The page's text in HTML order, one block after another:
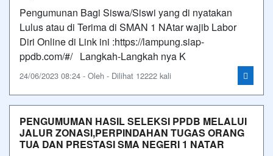
Pengumunan Bagi Siswa/Siswi yang di nyatakan
Lulus atau di Terima di SMAN 1 NAtar wajib Labor
Diri Online di Link ini :https://lampung.siap-
ppdb.com/#/ Langkah-Langkah nya K
24/06/2023 08:24 - Oleh - Dilihat 12222 kali
PENGUMUMAN HASIL SELEKSI PPDB MELALUI
JALUR ZONASI,PERPINDAHAN TUGAS ORANG
TUA DAN PRESTASI SMA NEGERI 1 NATAR